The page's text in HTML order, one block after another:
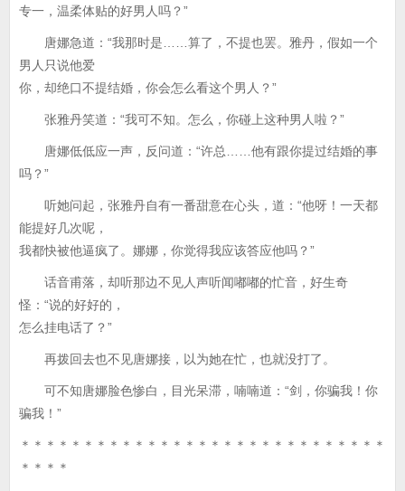
专一，温柔体贴的好男人吗？”
唐娜急道：“我那时是……算了，不提也罢。雅丹，假如一个
男人只说他爱
你，却绝口不提结婚，你会怎么看这个男人？”
张雅丹笑道：“我可不知。怎么，你碰上这种男人啦？”
唐娜低低应一声，反问道：“许总……他有跟你提过结婚的事
吗？”
听她问起，张雅丹自有一番甜意在心头，道：“他呀！一天都
能提好几次呢，
我都快被他逼疯了。娜娜，你觉得我应该答应他吗？”
话音甫落，却听那边不见人声听闻嘟嘟的忙音，好生奇
怪：“说的好好的，
怎么挂电话了？”
再拨回去也不见唐娜接，以为她在忙，也就没打了。
可不知唐娜脸色惨白，目光呆滞，喃喃道：“剑，你骗我！你
骗我！”
＊＊＊＊＊＊＊＊＊＊＊＊＊＊＊＊＊＊＊＊＊＊＊＊＊＊＊＊＊
＊＊＊＊